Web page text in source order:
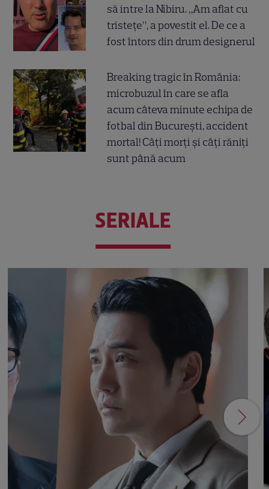
să intre la Nibiru. „Am aflat cu
tristețe”, a povestit el. De ce a
fost întors din drum designerul
Breaking tragic în România:
microbuzul în care se afla
acum câteva minute echipa de
fotbal din București, accident
mortal! Câți morți și câți răniți
sunt până acum
SERIALE